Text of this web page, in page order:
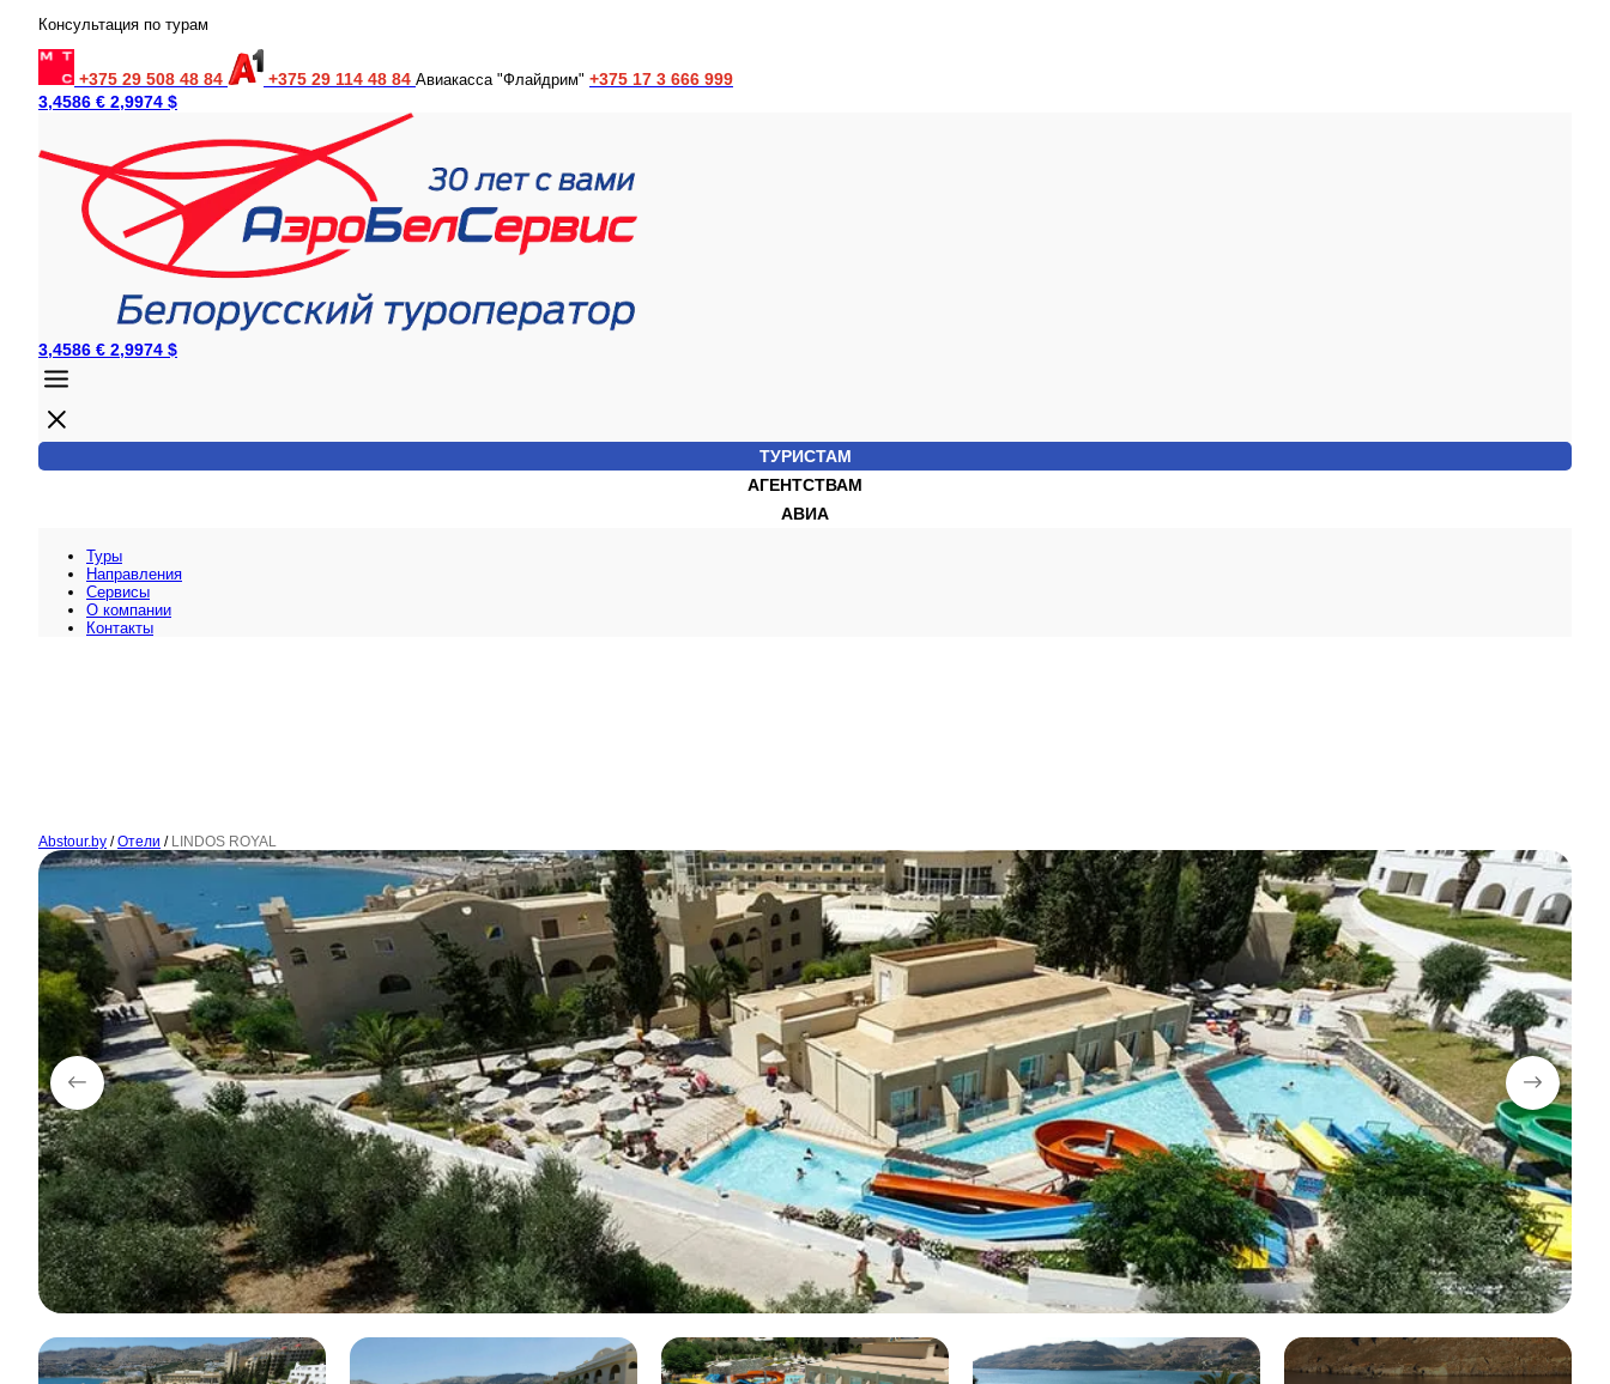
Консультация по турам
+375 29 508 48 84 +375 29 114 48 84 Авиакасса "Флайдрим" +375 17 3 666 999
3,4586 € 2,9974 $
3,4586 € 2,9974 $
ТУРИСТАМ
АГЕНТСТВАМ
АВИА
Туры
Направления
Сервисы
O компании
Контакты
Abstour.by / Отели / LINDOS ROYAL